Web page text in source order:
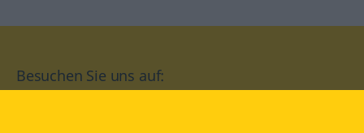
Besuchen Sie uns auf: